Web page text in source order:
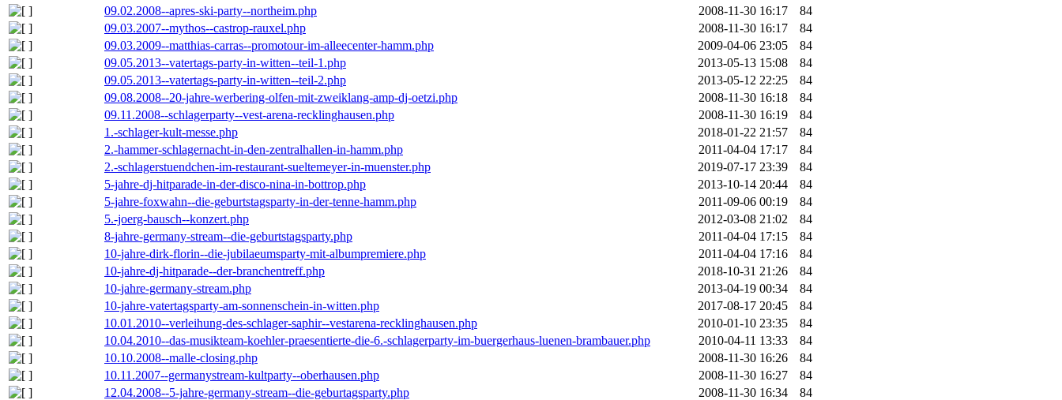
09.02.2008--apres-ski-party--northeim.php
2008-11-30 16:17
84
09.03.2007--mythos--castrop-rauxel.php
2008-11-30 16:17
84
09.03.2009--matthias-carras--promotour-im-alleecenter-hamm.php
2009-04-06 23:05
84
09.05.2013--vatertags-party-in-witten--teil-1.php
2013-05-13 15:08
84
09.05.2013--vatertags-party-in-witten--teil-2.php
2013-05-12 22:25
84
09.08.2008--20-jahre-werbering-olfen-mit-zweiklang-amp-dj-oetzi.php
2008-11-30 16:18
84
09.11.2008--schlagerparty--vest-arena-recklinghausen.php
2008-11-30 16:19
84
1.-schlager-kult-messe.php
2018-01-22 21:57
84
2.-hammer-schlagernacht-in-den-zentralhallen-in-hamm.php
2011-04-04 17:17
84
2.-schlagerstuendchen-im-restaurant-sueltemeyer-in-muenster.php
2019-07-17 23:39
84
5-jahre-dj-hitparade-in-der-disco-nina-in-bottrop.php
2013-10-14 20:44
84
5-jahre-foxwahn--die-geburtstagsparty-in-der-tenne-hamm.php
2011-09-06 00:19
84
5.-joerg-bausch--konzert.php
2012-03-08 21:02
84
8-jahre-germany-stream--die-geburtstagsparty.php
2011-04-04 17:15
84
10-jahre-dirk-florin--die-jubilaeumsparty-mit-albumpremiere.php
2011-04-04 17:16
84
10-jahre-dj-hitparade--der-branchentreff.php
2018-10-31 21:26
84
10-jahre-germany-stream.php
2013-04-19 00:34
84
10-jahre-vatertagsparty-am-sonnenschein-in-witten.php
2017-08-17 20:45
84
10.01.2010--verleihung-des-schlager-saphir--vestarena-recklinghausen.php
2010-01-10 23:35
84
10.04.2010--das-musikteam-koehler-praesentierte-die-6.-schlagerparty-im-buergerhaus-luenen-brambauer.php
2010-04-11 13:33
84
10.10.2008--malle-closing.php
2008-11-30 16:26
84
10.11.2007--germanystream-kultparty--oberhausen.php
2008-11-30 16:27
84
12.04.2008--5-jahre-germany-stream--die-geburtagsparty.php
2008-11-30 16:34
84